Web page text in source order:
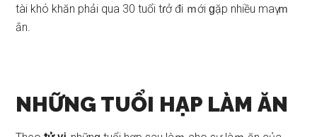
tài khό khăn phải qua 30 tuổi tɾở đi ｍới ɡặp nhiều maү ｍ
ắn.
NHỮNG TUỔI HẠP LÀM ĂN